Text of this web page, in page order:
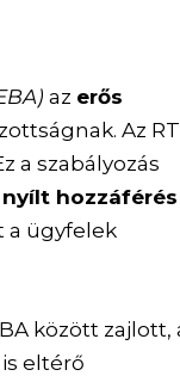
az erős
Az
a szabályozás
nyílt hozzáférés
a ügyfelek
között zajlott,
eltérő